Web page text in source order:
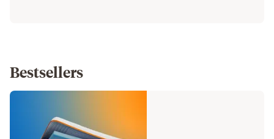
Bestsellers